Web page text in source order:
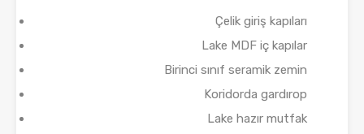
Çelik giriş kapıları
Lake MDF iç kapılar
Birinci sınıf seramik zemin
Koridorda gardırop
Lake hazır mutfak